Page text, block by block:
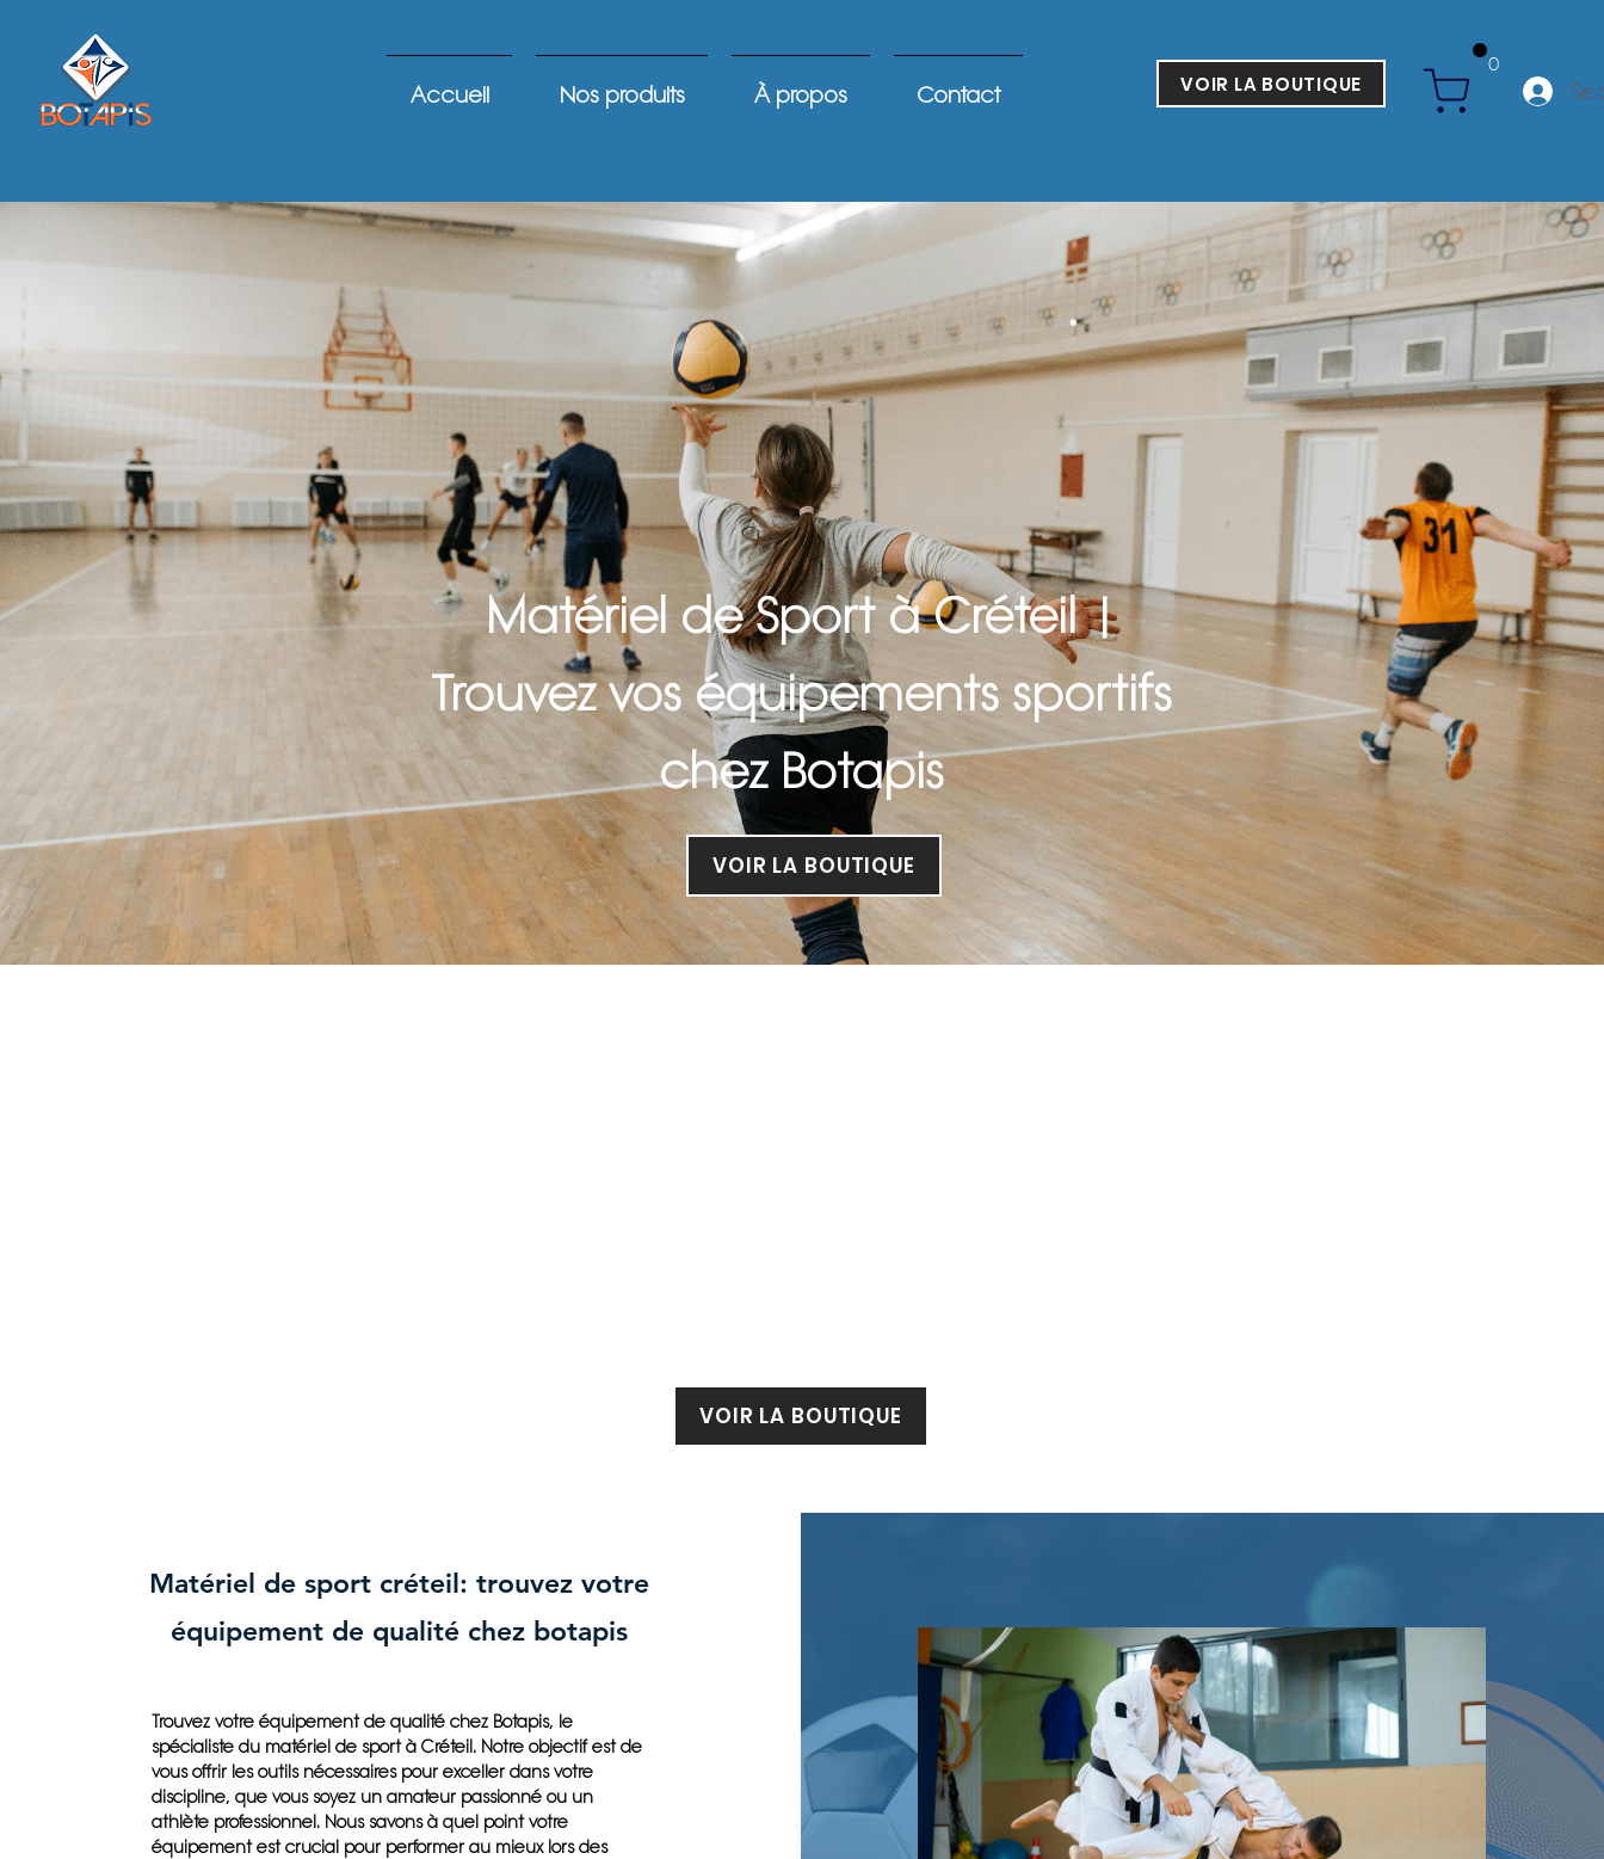
Accueil Nos produits À propos Contact VOIR LA BOUTIQUE
0
Se
Matériel de Sport à Créteil |
Trouvez vos équipements sportifs
chez Botapis
VOIR LA BOUTIQUE
VOIR LA BOUTIQUE
Matériel de sport créteil: trouvez votre
équipement de qualité chez botapis
Trouvez votre équipement de qualité chez Botapis, le
spécialiste du matériel de sport à Créteil. Notre objectif est de
vous offrir les outils nécessaires pour exceller dans votre
discipline, que vous soyez un amateur passionné ou un
athlète professionnel. Nous savons à quel point votre
équipement est crucial pour performer au mieux lors des